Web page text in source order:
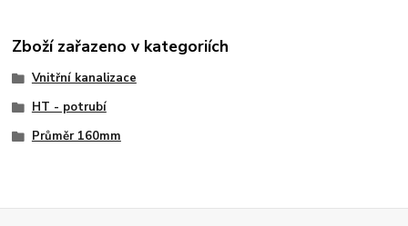
Zboží zařazeno v kategoriích
Vnitřní kanalizace
HT - potrubí
Průměr 160mm